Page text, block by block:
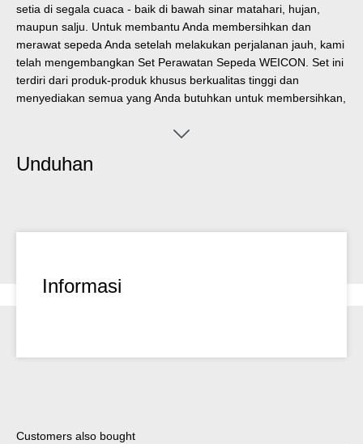
setia di segala cuaca - baik di bawah sinar matahari, hujan,
maupun salju. Untuk membantu Anda membersihkan dan
merawat sepeda Anda setelah melakukan perjalanan jauh, kami
telah mengembangkan Set Perawatan Sepeda WEICON. Set ini
terdiri dari produk-produk khusus berkualitas tinggi dan
menyediakan semua yang Anda butuhkan untuk membersihkan,
sepeda elektronik, sepeda gunung, sepeda kerikil, sepeda
sepeda lipat - set ini cocok untuk semua jenis sepeda. Set ini
Unduhan
Informasi
Lewati galeri produk
Customers also bought